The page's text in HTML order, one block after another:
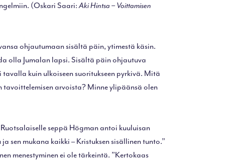
(Oskari Saari:Aki Hintsa – Voittamisen
ohjautumaan sisältä päin, ytimestä käsin.
olla Jumalan lapsi. Sisältä päin ohjautuva
kuin ulkoiseen suoritukseen pyrkivä. Mitä
tavoittelemisen arvoista? Minne ylipäänsä olen
seppä Högman antoi kuuluisan
sen mukana kaikki – Kristuksen sisällinen tunto.”
menestyminen ei ole tärkeintä. ”Kertokaas